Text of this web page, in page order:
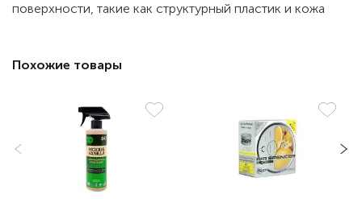
поверхности, такие как структурный пластик и кожа
Похожие товары